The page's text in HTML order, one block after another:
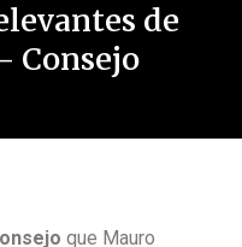
de
Consejo
que Mauro